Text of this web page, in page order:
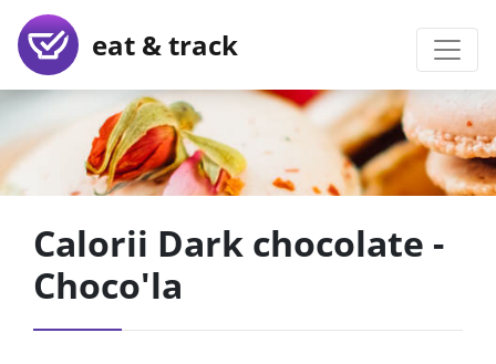
eat & track
Calorii Dark chocolate -
Choco'la